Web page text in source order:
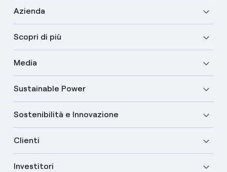
Azienda
Scopri di più
Media
Sustainable Power
Sostenibilità e Innovazione
Clienti
Investitori